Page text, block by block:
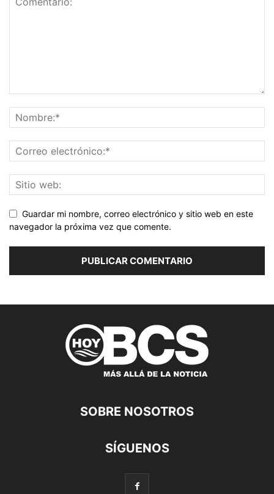
Guardar mi nombre, correo electrónico y sitio web en este
navegador la próxima vez que comente.
SOBRE NOSOTROS
SÍGUENOS